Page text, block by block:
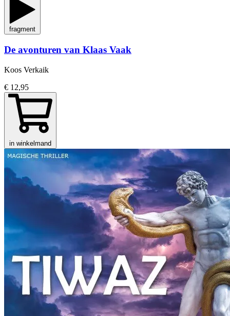
fragment
De avonturen van Klaas Vaak
Koos Verkaik
€ 12,95
in winkelmand